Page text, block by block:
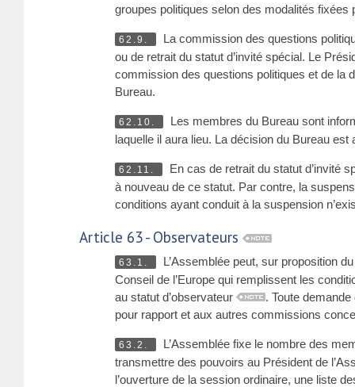
groupes politiques selon des modalités fixées
62.9.
La commission des questions
ou de retrait du statut d’invité spécial. Le
commission des questions politiques et de la
Bureau.
62.10.
Les membres du Bureau sont
laquelle il aura lieu. La décision du Bureau
62.11.
En cas de retrait du statut d’invité
à nouveau de ce statut. Par contre, la
conditions ayant conduit à la suspension
Article 63 - Observateurs
63.1.
L’Assemblée peut, sur proposition
Conseil de l’Europe qui remplissent les
au statut d’observateur
. Toute
pour rapport et aux autres commissions
63.2.
L’Assemblée fixe le nombre des
transmettre des pouvoirs au Président de
l’ouverture de la session ordinaire, une liste